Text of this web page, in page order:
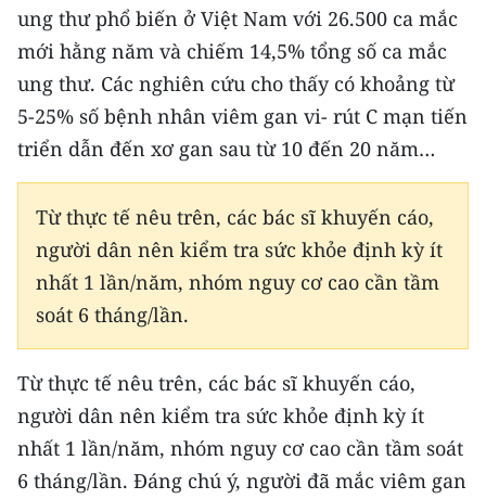
ENGLISH
中文
FRANÇAIS
РУССКИЙ
ESPAÑOL
한국어
ung thư phổ biến ở Việt Nam với 26.500 ca mắc
mới hằng năm và chiếm 14,5% tổng số ca mắc
ung thư. Các nghiên cứu cho thấy có khoảng từ
5-25% số bệnh nhân viêm gan vi- rút C mạn tiến
triển dẫn đến xơ gan sau từ 10 đến 20 năm…
Từ thực tế nêu trên, các bác sĩ khuyến cáo,
người dân nên kiểm tra sức khỏe định kỳ ít
nhất 1 lần/năm, nhóm nguy cơ cao cần tầm
soát 6 tháng/lần.
Từ thực tế nêu trên, các bác sĩ khuyến cáo,
người dân nên kiểm tra sức khỏe định kỳ ít
nhất 1 lần/năm, nhóm nguy cơ cao cần tầm soát
6 tháng/lần. Đáng chú ý, người đã mắc viêm gan